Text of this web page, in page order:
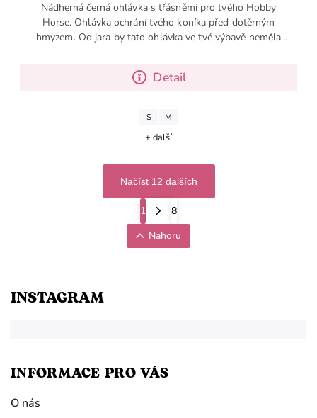
Detail
Nádherná černá ohlávka s třásněmi pro tvého Hobby
Horse. Ohlávka ochrání tvého koníka před dotěrným
hmyzem. Od jara by tato ohlávka ve tvé výbavě neměla
S M
+ další
Načíst 12 dalších
1
8
Nahoru
INSTAGRAM
INFORMACE PRO VÁS
O nás